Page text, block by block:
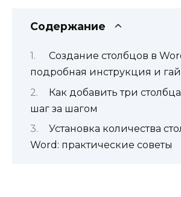
Содержание
Создание столбцов в
подробная инструкция и
Как добавить три
шаг за шагом
Установка количества
Word: практические советы